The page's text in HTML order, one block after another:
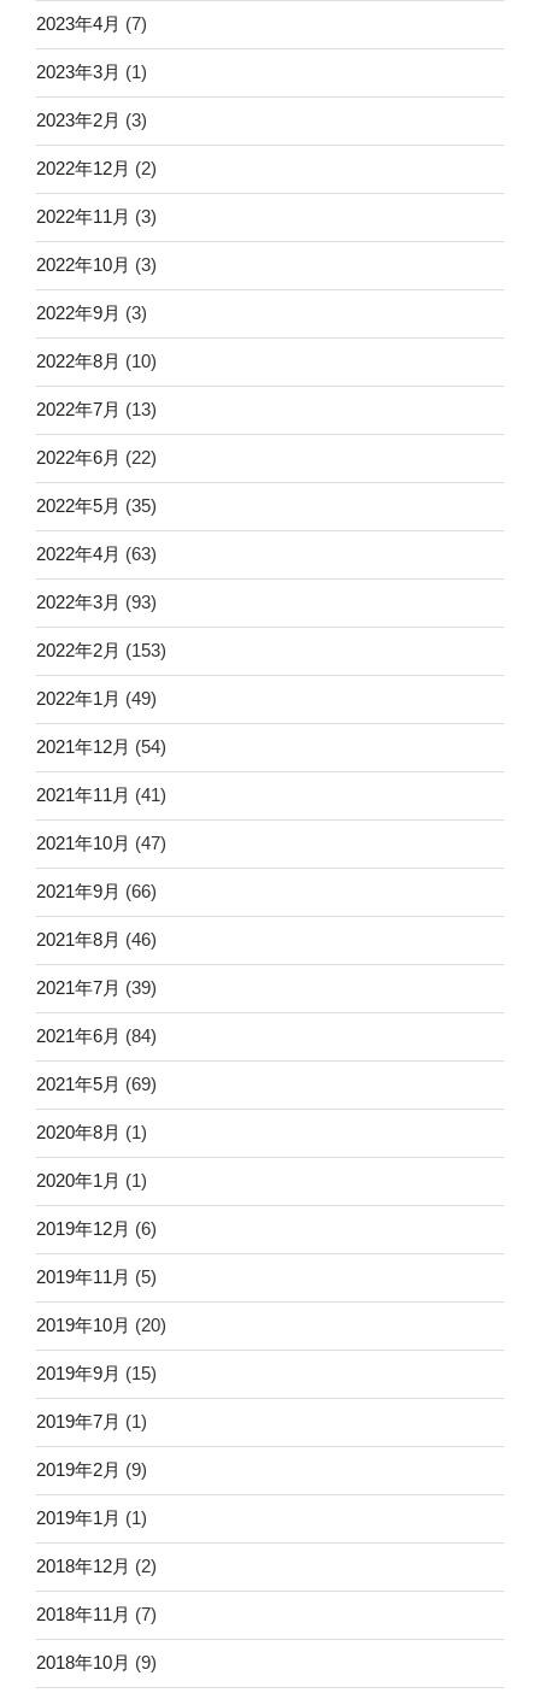
2023年4月 (7)
2023年3月 (1)
2023年2月 (3)
2022年12月 (2)
2022年11月 (3)
2022年10月 (3)
2022年9月 (3)
2022年8月 (10)
2022年7月 (13)
2022年6月 (22)
2022年5月 (35)
2022年4月 (63)
2022年3月 (93)
2022年2月 (153)
2022年1月 (49)
2021年12月 (54)
2021年11月 (41)
2021年10月 (47)
2021年9月 (66)
2021年8月 (46)
2021年7月 (39)
2021年6月 (84)
2021年5月 (69)
2020年8月 (1)
2020年1月 (1)
2019年12月 (6)
2019年11月 (5)
2019年10月 (20)
2019年9月 (15)
2019年7月 (1)
2019年2月 (9)
2019年1月 (1)
2018年12月 (2)
2018年11月 (7)
2018年10月 (9)